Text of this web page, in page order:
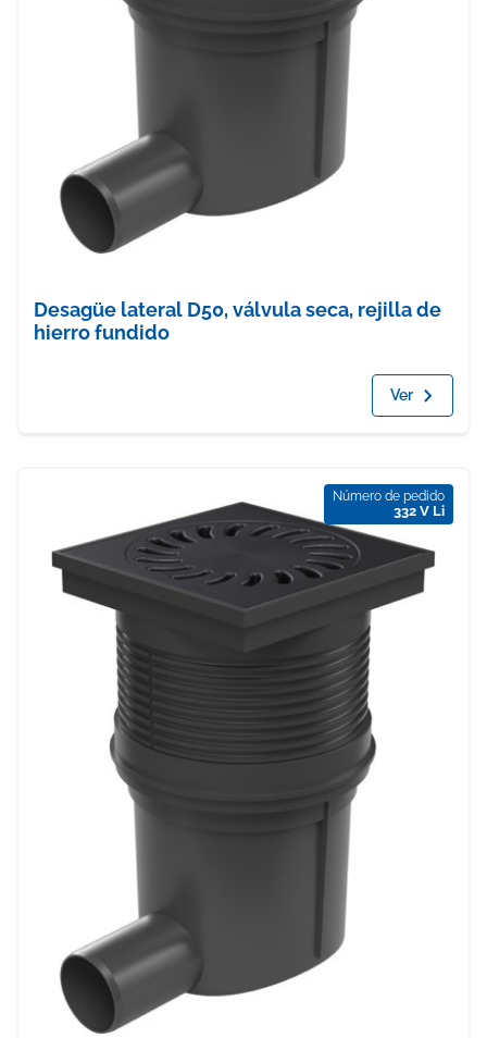
Desagüe lateral D50, válvula seca, rejilla de
hierro fundido
Ver
Número de pedido
332 V Li